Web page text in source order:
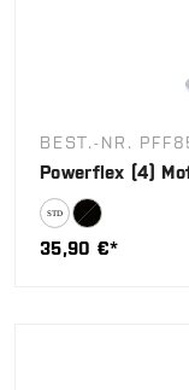
BEST.-NR.
Powerflex (4)
35,90 €*